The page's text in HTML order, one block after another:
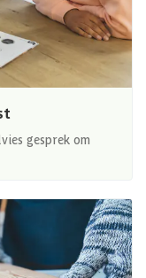
gesprek om